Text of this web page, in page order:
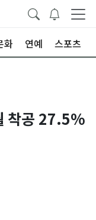
화 연예 스포츠
착공 27.5%